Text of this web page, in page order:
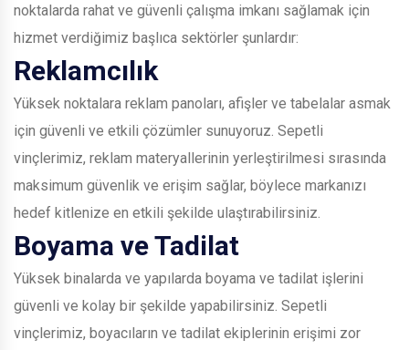
noktalarda rahat ve güvenli çalışma imkanı sağlamak için
hizmet verdiğimiz başlıca sektörler şunlardır:
Reklamcılık
Yüksek noktalara reklam panoları, afişler ve tabelalar asmak
için güvenli ve etkili çözümler sunuyoruz. Sepetli
vinçlerimiz, reklam materyallerinin yerleştirilmesi sırasında
maksimum güvenlik ve erişim sağlar, böylece markanızı
hedef kitlenize en etkili şekilde ulaştırabilirsiniz.
Boyama ve Tadilat
Yüksek binalarda ve yapılarda boyama ve tadilat işlerini
güvenli ve kolay bir şekilde yapabilirsiniz. Sepetli
vinçlerimiz, boyacıların ve tadilat ekiplerinin erişimi zor